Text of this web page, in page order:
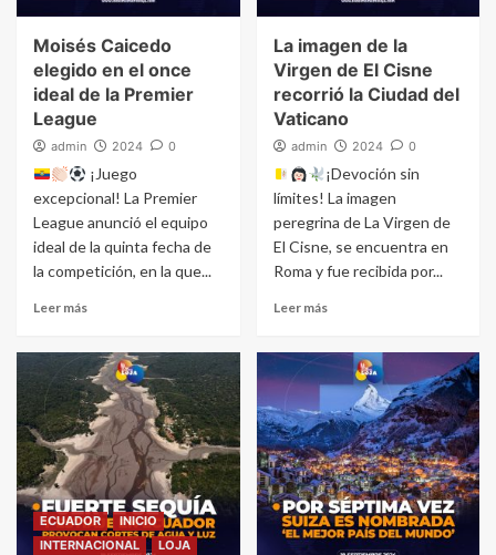
Moisés Caicedo
elegido en el once
ideal de la Premier
League
admin 2024 0
¡Juego
excepcional! La Premier
League anunció el equipo
ideal de la quinta fecha de
la competición, en la que...
Leer más
La imagen de la
Virgen de El Cisne
recorrió la Ciudad del
Vaticano
admin 2024 0
¡Devoción sin
límites! La imagen
peregrina de La Virgen de
El Cisne, se encuentra en
Roma y fue recibida por...
Leer más
ECUADOR
INICIO
INTERNACIONAL
LOJA